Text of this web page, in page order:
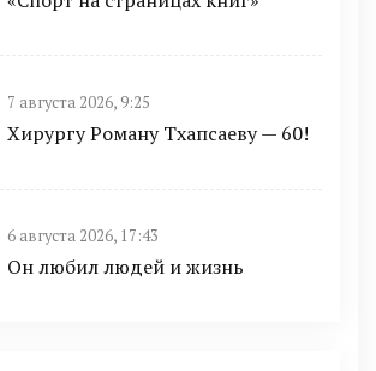
7 августа 2026, 9:25
Хирургу Роману Тхапсаеву — 60!
6 августа 2026, 17:43
Он любил людей и жизнь